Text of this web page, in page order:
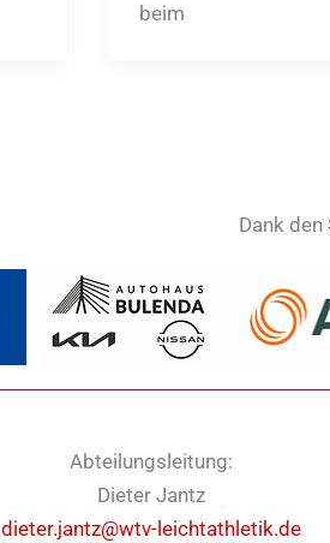
beim
Dank den
Abteilungsleitung:
Dieter Jantz
dieter.jantz@wtv-leichtathletik.de